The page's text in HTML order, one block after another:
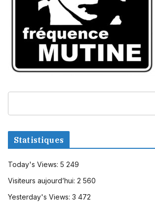
Statistiques
Today's Views: 5 249
Visiteurs aujourd’hui: 2 560
Yesterday's Views: 3 472